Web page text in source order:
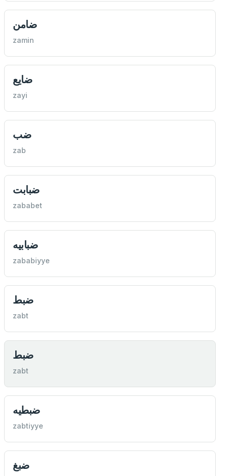
ضامن
zamin
ضايع
zayi
ضب
zab
ضبابت
zababet
ضبابيه
zababiyye
ضبط
zabt
ضبط
zabt
ضبطيه
zabtiyye
ضبغ